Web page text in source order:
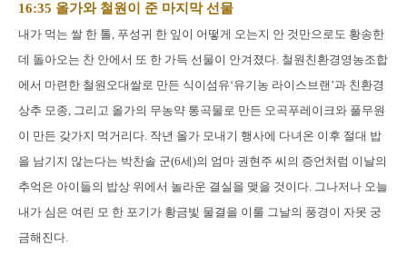
16:35 올가와 철원이 준 마지막 선물
내가 먹는 쌀 한 톨, 푸성귀 한 잎이 어떻게 오는지 안 것만으로도 황송한
데 돌아오는 찬 안에서 또 한 가득 선물이 안겨졌다. 철원친환경영농조합
에서 마련한 철원오대쌀로 만든 식이섬유‘유기농 라이스브랜’과 친환경
상추 모종, 그리고 올가의 무농약 통곡물로 만든 오곡푸레이크와 풀무원
이 만든 갖가지 먹거리다. 작년 올가 모내기 행사에 다녀온 이후 절대 밥
을 남기지 않는다는 박찬솔 군(6세)의 엄마 권현주 씨의 증언처럼 이날의
추억은 아이들의 밥상 위에서 놀라운 결실을 맺을 것이다. 그나저나 오늘
내가 심은 여린 모 한 포기가 황금빛 물결을 이룰 그날의 풍경이 자못 궁
금해진다.